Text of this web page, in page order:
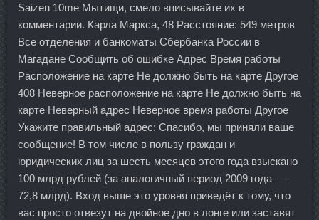
Saizen 10me Мытищи, смело вписывайте их в
комментарии. Карла Маркса, 48 Расстояние: 549 метров
Все отделения и банкоматы Сбербанка России в
Магадане Сообщить об ошибке Адрес Время работы
Расположение на карте Не должно быть на карте Другое
408 Неверное расположение на карте Не должно быть на
карте Неверный адрес Неверное время работы Другое
Укажите правильный адрес: Спасибо, мы приняли ваше
сообщение! В том числе в пользу граждан и
юридических лиц за шесть месяцев этого года взыскано
100 млрд рублей (за аналогичный период 2009 года —
72,8 млрд). Вход выше это уровня приведёт к тому, что
вас просто отвезут на двойное дно в лонге или заставят